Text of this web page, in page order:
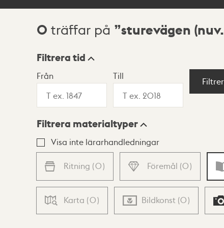
Sökresultat
0 träffar på sturevägen
Visningsläge
Lista Karta
Filtrera tid
Från Till
Filtrera materialtyper
Visa inte lärarhandledningar
Ritning (0) Föremål (0)
Karta (0) Bildkonst (0)